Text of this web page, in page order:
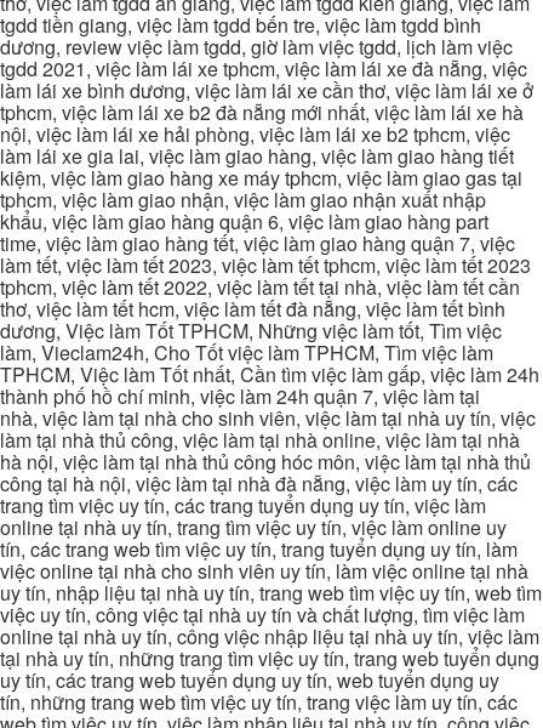
tgdd tiền giang, việc làm tgdd bến tre, việc làm tgdd bình
dương, review việc làm tgdd, giờ làm việc tgdd, lịch làm việc
tgdd 2021, việc làm lái xe tphcm, việc làm lái xe đà nẵng, việc
làm lái xe bình dương, việc làm lái xe cần thơ, việc làm lái xe ở
tphcm, việc làm lái xe b2 đà nẵng mới nhất, việc làm lái xe hà
nội, việc làm lái xe hải phòng, việc làm lái xe b2 tphcm, việc
làm lái xe gia lai, việc làm giao hàng, việc làm giao hàng tiết
kiệm, việc làm giao hàng xe máy tphcm, việc làm giao gas tại
tphcm, việc làm giao nhận, việc làm giao nhận xuất nhập
khẩu, việc làm giao hàng quận 6, việc làm giao hàng part
time, việc làm giao hàng tết, việc làm giao hàng quận 7, việc
làm tết, việc làm tết 2023, việc làm tết tphcm, việc làm tết 2023
tphcm, việc làm tết 2022, việc làm tết tại nhà, việc làm tết cần
thơ, việc làm tết hcm, việc làm tết đà nẵng, việc làm tết bình
dương, Việc làm Tốt TPHCM, Những việc làm tốt, Tìm việc
làm, Vieclam24h, Cho Tốt việc làm TPHCM, Tìm việc làm
TPHCM, Việc làm Tốt nhất, Cần tìm việc làm gấp, việc làm 24h
thành phố hồ chí minh, việc làm 24h quận 7, việc làm tại
nhà, việc làm tại nhà cho sinh viên, việc làm tại nhà uy tín, việc
làm tại nhà thủ công, việc làm tại nhà online, việc làm tại nhà
hà nội, việc làm tại nhà thủ công hóc môn, việc làm tại nhà thủ
công tại hà nội, việc làm tại nhà đà nẵng, việc làm uy tín, các
trang tìm việc uy tín, các trang tuyển dụng uy tín, việc làm
online tại nhà uy tín, trang tìm việc uy tín, việc làm online uy
tín, các trang web tìm việc uy tín, trang tuyển dụng uy tín, làm
việc online tại nhà cho sinh viên uy tín, làm việc online tại nhà
uy tín, nhập liệu tại nhà uy tín, trang web tìm việc uy tín, web tìm
việc uy tín, công việc tại nhà uy tín và chất lượng, tìm việc làm
online tại nhà uy tín, công việc nhập liệu tại nhà uy tín, việc làm
tại nhà uy tín, những trang tìm việc uy tín, trang web tuyển dụng
uy tín, các trang web tuyển dụng uy tín, web tuyển dụng uy
tín, những trang web tìm việc uy tín, trang việc làm uy tín, các